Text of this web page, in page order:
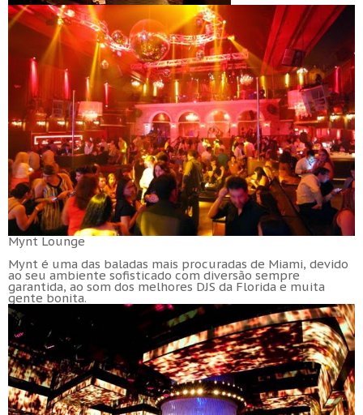
Mynt Lounge
Mynt é uma das baladas mais procuradas de Miami, devido
ao seu ambiente sofisticado com diversão sempre
garantida, ao som dos melhores DJS da Florida e muita
gente bonita.